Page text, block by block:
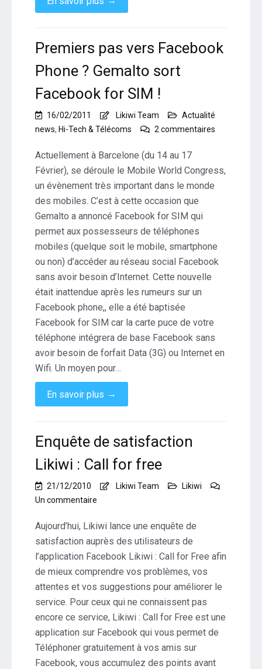
Premiers pas vers Facebook
Phone ? Gemalto sort
Facebook for SIM !
16/02/2011 Likiwi Team
Actualité
news, Hi-Tech & Télécoms 2 commentaires
Facebook
for
SIM
Actuellement à Barcelone (du 14 au 17
Février), se déroule le Mobile World Congress,
un évènement très important dans le monde
des mobiles. C’est à cette occasion que
Gemalto a annoncé Facebook for SIM qui
permet aux possesseurs de téléphones
mobiles (quelque soit le mobile, smartphone
ou non) d’accéder au réseau social Facebook
sans avoir besoin d’Internet. Cette nouvelle
était inattendue après les rumeurs sur un
Facebook phone,, elle a été baptisée
Facebook for SIM car la carte puce de votre
téléphone intégrera de base Facebook sans
avoir besoin de forfait Data (3G) ou Internet en
Wifi. Un moyen pour…
En savoir plus →
Enquête de satisfaction
Likiwi : Call for free
21/12/2010 Likiwi Team
Likiwi
Un commentaire
de
Likiwi
:
Call
for
Aujourd’hui, Likiwi lance une enquête de
satisfaction auprès des utilisateurs de
l’application Facebook Likiwi : Call for Free afin
de mieux comprendre vos problèmes, vos
attentes et vos suggestions pour améliorer le
service. Pour ceux qui ne connaissent pas
encore ce service, Likiwi : Call for Free est une
application sur Facebook qui vous permet de
Téléphoner gratuitement à vos amis sur
Facebook, vous accumulez des points avant